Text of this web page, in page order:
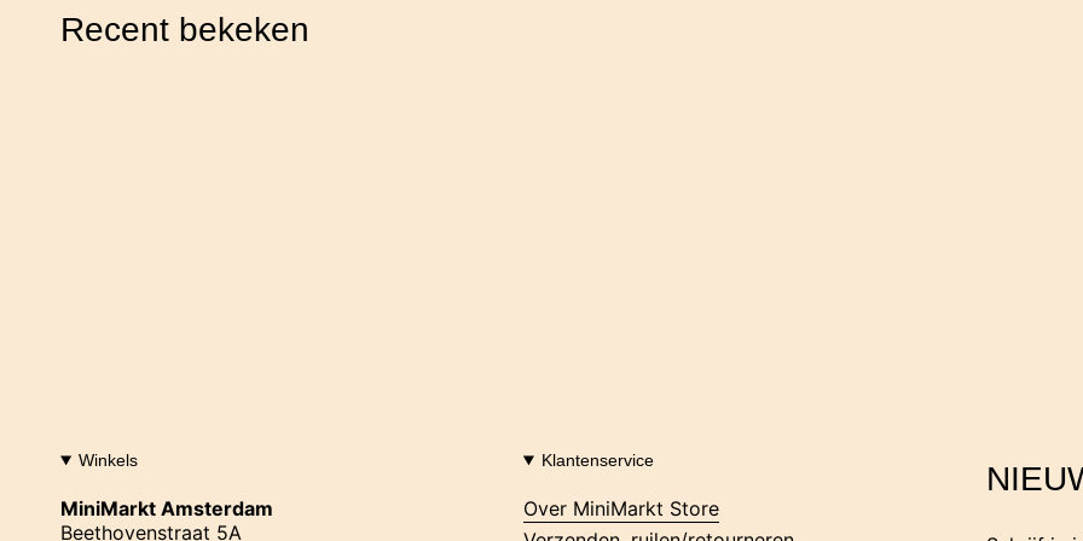
Recent bekeken
Winkels
MiniMarkt Amsterdam
Beethovenstraat 5A
Klantenservice
Over MiniMarkt Store